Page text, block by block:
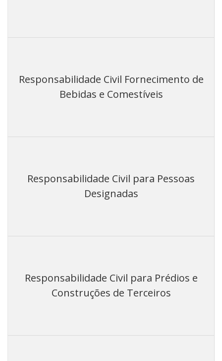
Responsabilidade Civil Fornecimento de
Bebidas e Comestíveis
Responsabilidade Civil para Pessoas
Designadas
Responsabilidade Civil para Prédios e
Construções de Terceiros